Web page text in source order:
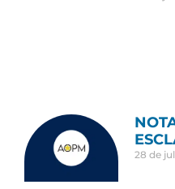
28 de